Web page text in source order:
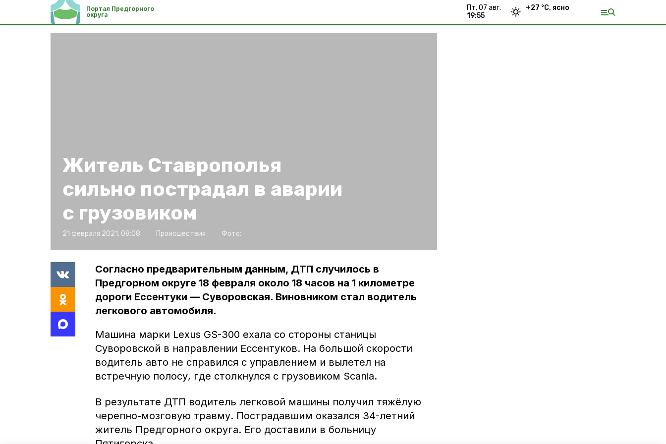
Портал Предгорного
округа
пт, 07 авг.
19:55
+27 °С, ясно
Житель Ставрополья
сильно пострадал в аварии
с грузовиком
21 февраля 2021, 08:08 Происшествия Фото:
Согласно предварительным данным, ДТП случилось в
Предгорном округе 18 февраля около 18 часов на 1 километре
дороги Ессентуки — Суворовская. Виновником стал водитель
легкового автомобиля.
Машина марки Lexus GS-300 ехала со стороны станицы
Суворовской в направлении Ессентуков. На большой скорости
водитель авто не справился с управлением и вылетел на
встречную полосу, где столкнулся с грузовиком Scania.
В результате ДТП водитель легковой машины получил тяжёлую
черепно-мозговую травму. Пострадавшим оказался 34-летний
житель Предгорного округа. Его доставили в больницу